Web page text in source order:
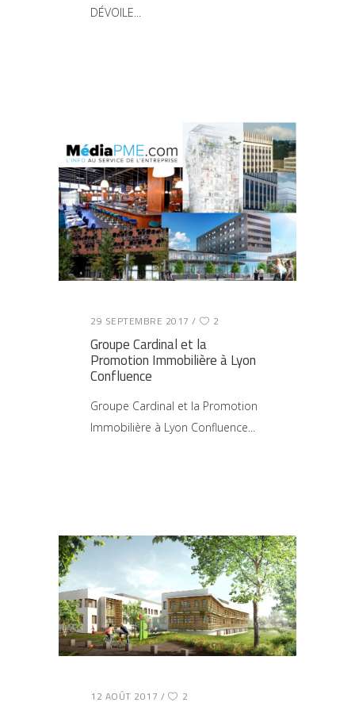
DÉVOILE
29 SEPTEMBRE 2017 2
Groupe Cardinal et la
Promotion Immobilière à Lyon
Confluence
Groupe Cardinal et la Promotion
Immobilière à Lyon Confluence
12 AOÛT 2017 2